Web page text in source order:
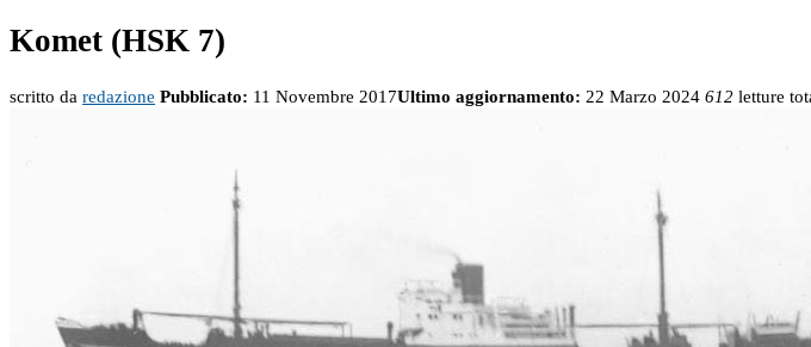
Komet (HSK 7)
scritto da redazione Pubblicato: 11 Novembre 2017Ultimo aggiornamento: 22 Marzo 2024 612 letture